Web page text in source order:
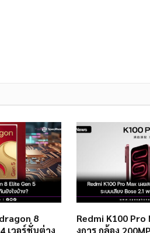
8
เวอร์ชั่นต่าง
Redmi K100 Pro
งการ กล้อง